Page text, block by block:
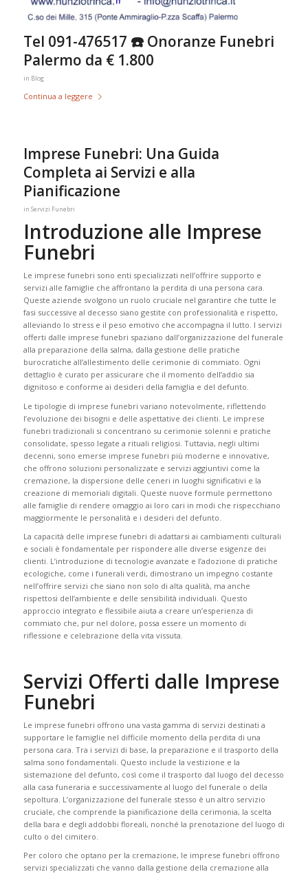
Tel 091-476517 ☎️ Onoranze Funebri
Palermo da € 1.800
in Blog
Continua a leggere
Imprese Funebri: Una Guida
Completa ai Servizi e alla
Pianificazione
in Servizi Funebri
Introduzione alle Imprese
Funebri
Le imprese funebri sono enti specializzati nell’offrire supporto e
servizi alle famiglie che affrontano la perdita di una persona cara.
Queste aziende svolgono un ruolo cruciale nel garantire che tutte le
fasi successive al decesso siano gestite con professionalità e rispetto,
alleviando lo stress e il peso emotivo che accompagna il lutto. I servizi
offerti dalle imprese funebri spaziano dall’organizzazione del funerale
alla preparazione della salma, dalla gestione delle pratiche
burocratiche all’allestimento delle cerimonie di commiato. Ogni
dettaglio è curato per assicurare che il momento dell’addio sia
dignitoso e conforme ai desideri della famiglia e del defunto.
Le tipologie di imprese funebri variano notevolmente, riflettendo
l’evoluzione dei bisogni e delle aspettative dei clienti. Le imprese
funebri tradizionali si concentrano su cerimonie solenni e pratiche
consolidate, spesso legate a rituali religiosi. Tuttavia, negli ultimi
decenni, sono emerse imprese funebri più moderne e innovative,
che offrono soluzioni personalizzate e servizi aggiuntivi come la
cremazione, la dispersione delle ceneri in luoghi significativi e la
creazione di memoriali digitali. Queste nuove formule permettono
alle famiglie di rendere omaggio ai loro cari in modi che rispecchiano
maggiormente le personalità e i desideri del defunto.
La capacità delle imprese funebri di adattarsi ai cambiamenti culturali
e sociali è fondamentale per rispondere alle diverse esigenze dei
clienti. L’introduzione di tecnologie avanzate e l’adozione di pratiche
ecologiche, come i funerali verdi, dimostrano un impegno costante
nell’offrire servizi che siano non solo di alta qualità, ma anche
rispettosi dell’ambiente e delle sensibilità individuali. Questo
approccio integrato e flessibile aiuta a creare un’esperienza di
commiato che, pur nel dolore, possa essere un momento di
riflessione e celebrazione della vita vissuta.
Servizi Offerti dalle Imprese
Funebri
Le imprese funebri offrono una vasta gamma di servizi destinati a
supportare le famiglie nel difficile momento della perdita di una
persona cara. Tra i servizi di base, la preparazione e il trasporto della
salma sono fondamentali. Questo include la vestizione e la
sistemazione del defunto, così come il trasporto dal luogo del decesso
alla casa funeraria e successivamente al luogo del funerale o della
sepoltura. L’organizzazione del funerale stesso è un altro servizio
cruciale, che comprende la pianificazione della cerimonia, la scelta
della bara e degli addobbi floreali, nonché la prenotazione del luogo di
culto o del cimitero.
Per coloro che optano per la cremazione, le imprese funebri offrono
servizi specializzati che vanno dalla gestione della cremazione alla